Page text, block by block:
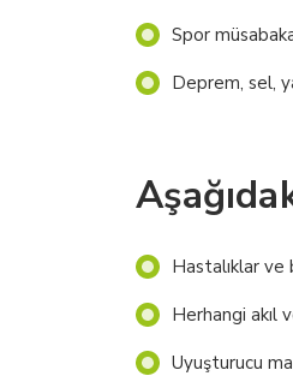
Spor
Deprem, sel,
Hastalıklar ve
Herhangi akıl
Uyuşturucu